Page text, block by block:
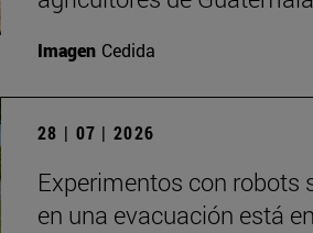
Imagen Cedida
28 | 07 | 2026
Experimentos con robots
en una evacuación está